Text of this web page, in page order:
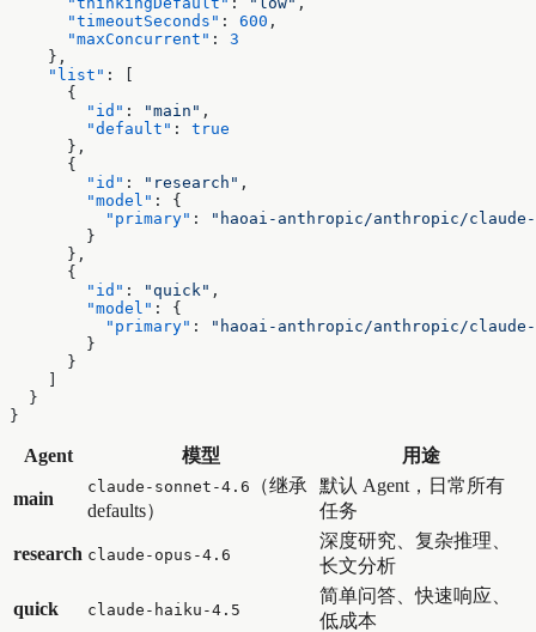
      "timeoutSeconds"
: 600 ,
      "maxConcurrent"
: 3
    },
    "list"
: [
      {
        "id"
: "main" ,
        "default"
: true
      },
      {
        "id"
: "research" ,
        "model"
: {
          "primary"
:
"haoai-anthropic/anthropic/
        }
      },
      {
        "id"
: "quick" ,
        "model"
: {
          "primary"
:
"haoai-anthropic/anthropic/
        }
      }
    ]
  }
}
Agent 模型 用途
main
claude-sonnet-4.6
（继承
defaults）
默认 Agent，日常所有
任务
research claude-opus-4.6
深度研究、复杂推理、
长文分析
quick claude-haiku-4.5
简单问答、快速响应、
低成本